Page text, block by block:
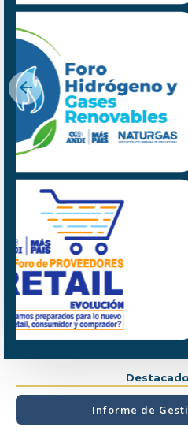
Previous
Informe de